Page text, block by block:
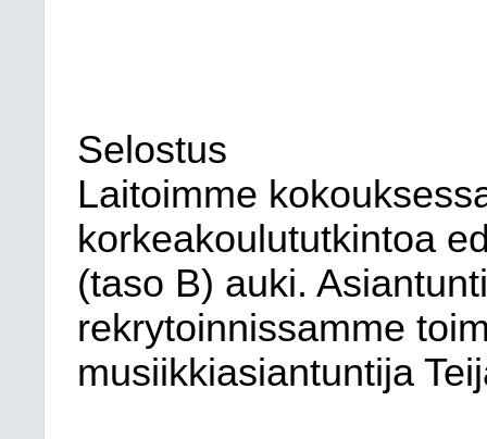
Selostus
Laitoimme
korkeakoulututkintoa
(taso B) auki.
rekrytoinnissamme
musiikkiasiantuntija